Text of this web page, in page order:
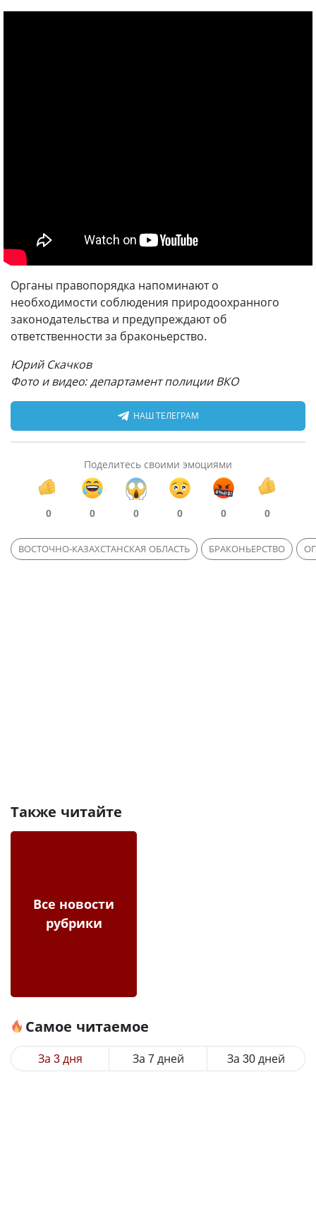
Органы правопорядка напоминают о
необходимости соблюдения природоохранного
законодательства и предупреждают об
ответственности за браконьерство.
Юрий Скачков
Фото и видео: департамент полиции ВКО
НАШ ТЕЛЕГРАМ
Поделитесь своими эмоциями
0 0 0 0 0 0
ВОСТОЧНО-КАЗАХСТАНСКАЯ ОБЛАСТЬ БРАКОНЬЕРСТВО
Также читайте
Все новости
рубрики
Самое читаемое
За 3 дня За 7 дней За 30 дней